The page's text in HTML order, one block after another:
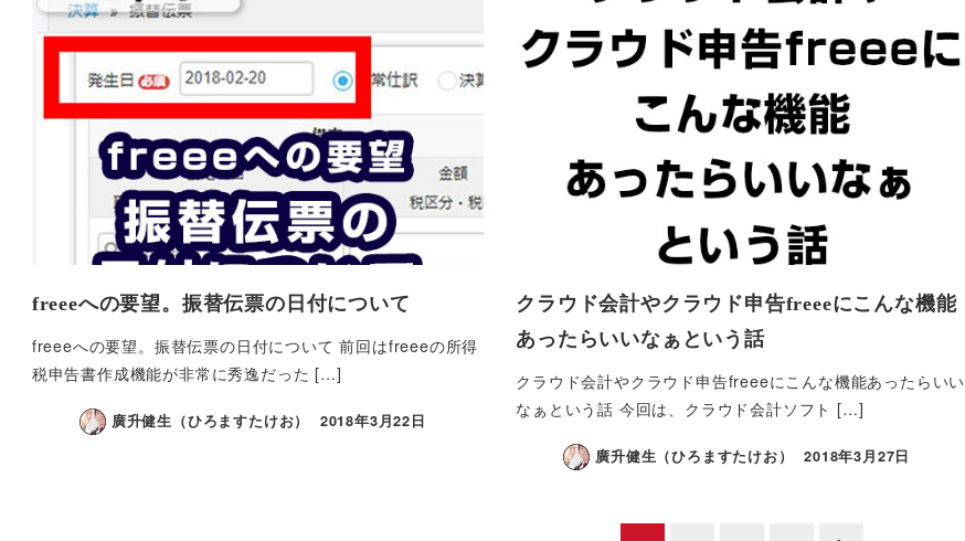
freeeへの要望。振替伝票の日付について
freeeへの要望。振替伝票の日付について 前回はfreeeの所得
税申告書作成機能が非常に秀逸だった […]
廣升健生（ひろますたけお） 2018年3月22日
クラウド会計やクラウド申告freeeにこんな機能
あったらいいなぁという話
クラウド会計やクラウド申告freeeにこんな機能あったらいい
なぁという話 今回は、クラウド会計ソフト […]
廣升健生（ひろますたけお） 2018年3月27日